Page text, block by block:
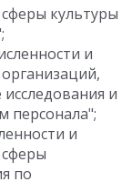
культуры
и
и
персонала";
и
по